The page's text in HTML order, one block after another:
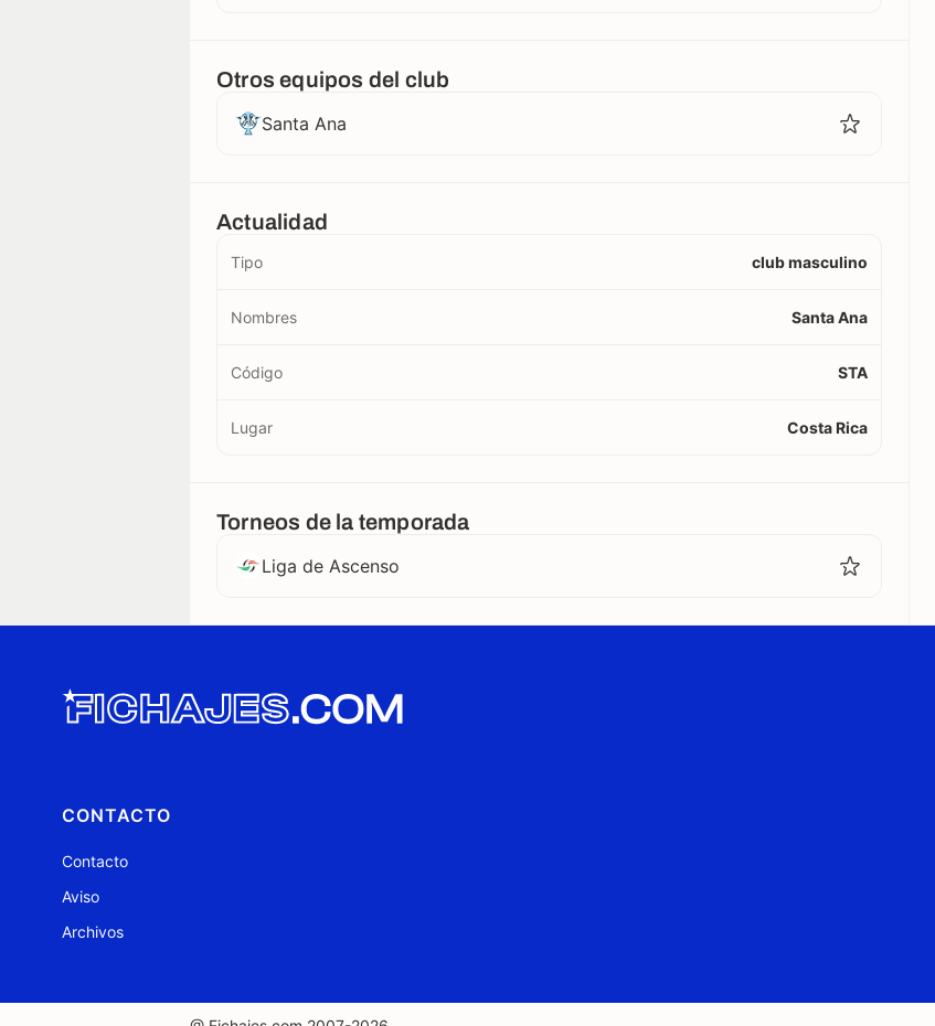
Otros equipos del club
Santa Ana
Actualidad
Tipo club masculino
Nombres Santa Ana
Código STA
Lugar Costa Rica
Torneos de la temporada
Liga de Ascenso
CONTACTO
Contacto
Aviso
Archivos